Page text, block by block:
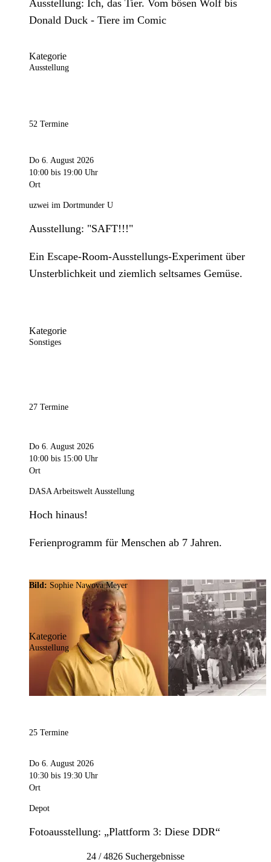
Ausstellung: Ich, das Tier. Vom bösen Wolf bis
Donald Duck - Tiere im Comic
Kategorie
Ausstellung
52 Termine
Do 6. August 2026
10:00 bis 19:00 Uhr
Ort
uzwei im Dortmunder U
Ausstellung: "SAFT!!!"
Ein Escape-Room-Ausstellungs-Experiment über
Unsterblichkeit und ziemlich seltsames Gemüse.
Kategorie
Sonstiges
27 Termine
Do 6. August 2026
10:00 bis 15:00 Uhr
Ort
DASA Arbeitswelt Ausstellung
Hoch hinaus!
Ferienprogramm für Menschen ab 7 Jahren.
Bild: Sophie Nawova Meyer
Kategorie
Ausstellung
25 Termine
Do 6. August 2026
10:30 bis 19:30 Uhr
Ort
Depot
Fotoausstellung: „Plattform 3: Diese DDR“
24 / 4826 Suchergebnisse